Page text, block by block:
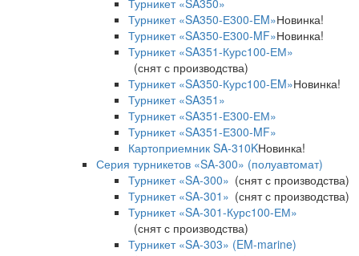
Турникет «SA350»
Турникет «SA350-Е300-EM»Новинка!
Турникет «SA350-Е300-MF»Новинка!
Турникет «SA351-Курс100-ЕМ»
(снят с производства)
Турникет «SA350-Курс100-EM»Новинка!
Турникет «SA351»
Турникет «SA351-Е300-ЕМ»
Турникет «SA351-Е300-MF»
Картоприемник SA-310KНовинка!
Серия турникетов «SA-300» (полуавтомат)
Турникет «SA-300» (снят с производства)
Турникет «SA-301» (снят с производства)
Турникет «SA-301-Курс100-ЕМ»
(снят с производства)
Турникет «SA-303» (EM-marine)